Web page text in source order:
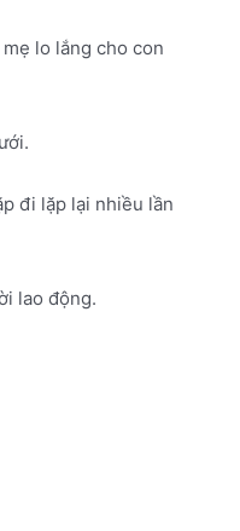
lo lắng cho con
đi lặp lại nhiều lần
lao động.